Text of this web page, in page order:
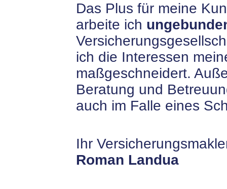
Das Plus für meine
arbeite ich
ich die Interessen
maßgeschneidert.
Beratung und
auch im Falle eines
Ihr
Roman Landua